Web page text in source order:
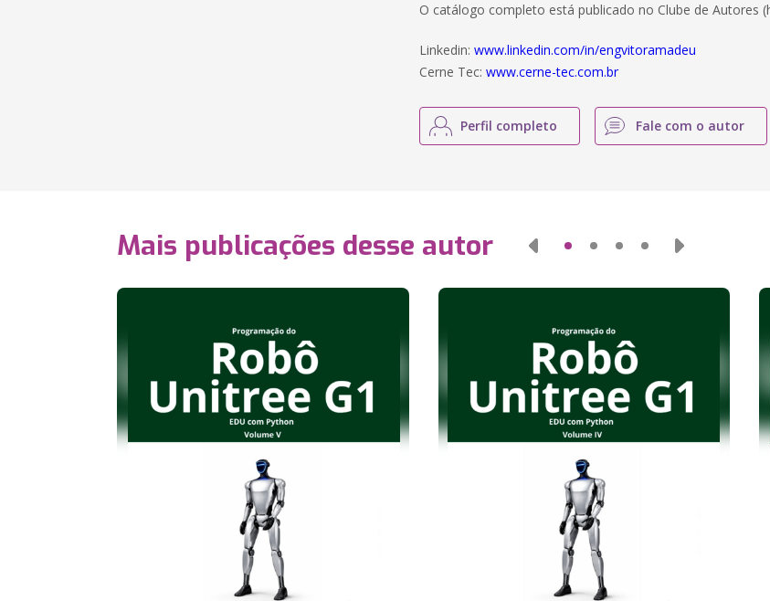
O catálogo completo está publicado no Clube de Autores
Linkedin:www.linkedin.com/in/engvitoramadeu
Cerne Tec:www.cerne-tec.com.br
Perfil completo Fale com o autor
Mais publicações desse autor